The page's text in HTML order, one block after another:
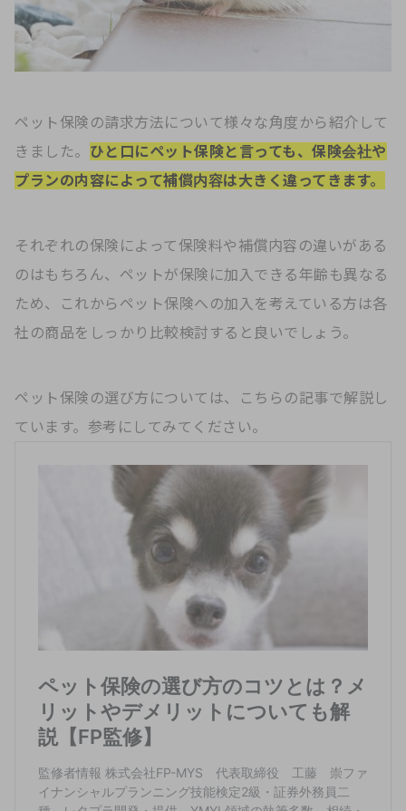
ペット保険の請求方法について様々な角度から紹介して
きました。 ひと口にペット保険と言っても、保険会社や
プランの内容によって補償内容は大きく違ってきます。
それぞれの保険によって保険料や補償内容の違いがある
のはもちろん、ペットが保険に加入できる年齢も異なる
ため、これからペット保険への加入を考えている方は各
社の商品をしっかり比較検討すると良いでしょう。
ペット保険の選び方については、こちらの記事で解説し
ています。参考にしてみてください。